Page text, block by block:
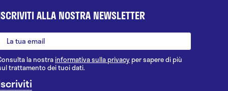
ALLA NOSTRA NEWSLETTER
la nostrainformativa sulla privacy per sapere di più
trattamento dei tuoi dati.